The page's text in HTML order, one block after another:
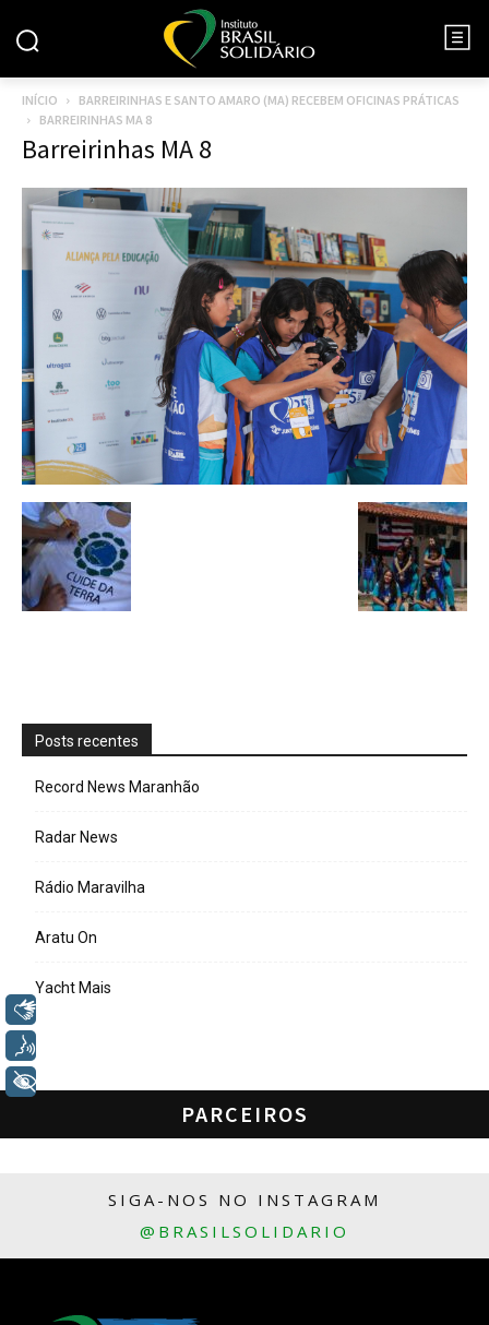
INÍCIO
BARREIRINHAS E SANTO AMARO (MA) RECEBEM OFICINAS PRÁTICAS
BARREIRINHAS MA 8
Barreirinhas MA 8
Posts recentes
Record News Maranhão
Radar News
Rádio Maravilha
Aratu On
Yacht Mais
PARCEIROS
SIGA-NOS NO INSTAGRAM
@BRASILSOLIDARIO